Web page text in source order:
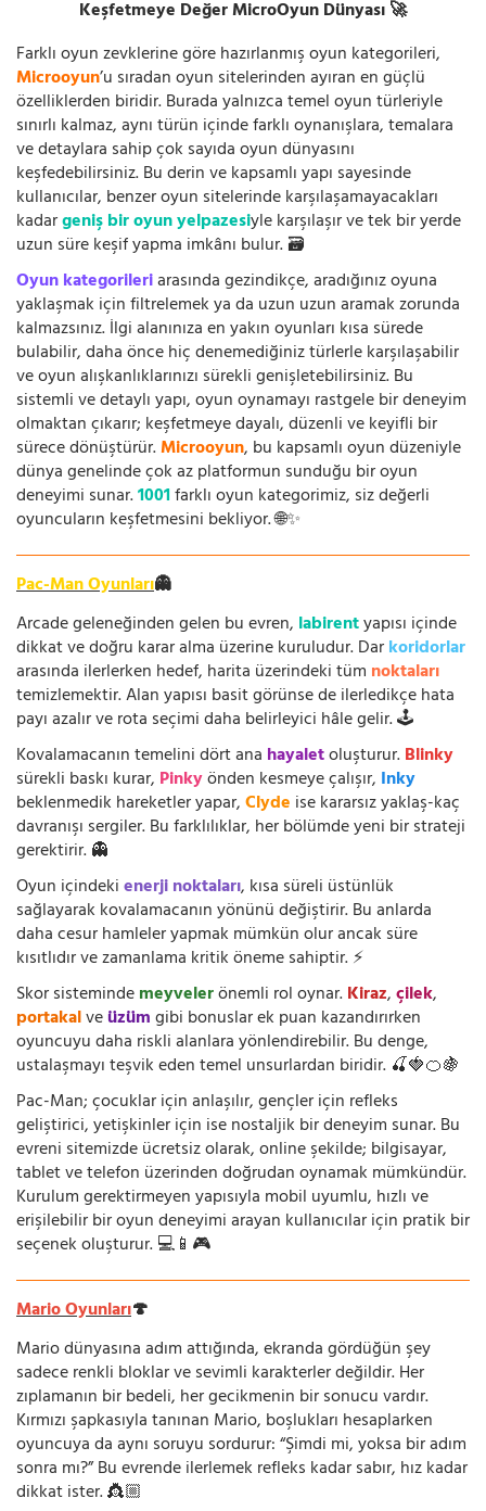
Keşfetmeye Değer MicroOyun Dünyası 🚀
Farklı oyun zevklerine göre hazırlanmış oyun kategorileri,
Microoyun’u sıradan oyun sitelerinden ayıran en güçlü
özelliklerden biridir. Burada yalnızca temel oyun türleriyle
sınırlı kalmaz, aynı türün içinde farklı oynanışlara, temalara
ve detaylara sahip çok sayıda oyun dünyasını
keşfedebilirsiniz. Bu derin ve kapsamlı yapı sayesinde
kullanıcılar, benzer oyun sitelerinde karşılaşamayacakları
kadargeniş bir oyun yelpazesiyle karşılaşır ve tek bir yerde
uzun süre keşif yapma imkânı bulur. 🗃️
Oyun kategorileriarasında gezindikçe, aradığınız oyuna
yaklaşmak için filtrelemek ya da uzun uzun aramak zorunda
kalmazsınız. İlgi alanınıza en yakın oyunları kısa sürede
bulabilir, daha önce hiç denemediğiniz türlerle karşılaşabilir
ve oyun alışkanlıklarınızı sürekli genişletebilirsiniz. Bu
sistemli ve detaylı yapı, oyun oynamayı rastgele bir deneyim
olmaktan çıkarır; keşfetmeye dayalı, düzenli ve keyifli bir
sürece dönüştürür.Microoyun, bu kapsamlı oyun düzeniyle
dünya genelinde çok az platformun sunduğu bir oyun
deneyimi sunar.1001farklı oyun kategorimiz, siz değerli
oyuncuların keşfetmesini bekliyor. 🌐✨
Pac-Man Oyunları👻
Arcade geleneğinden gelen bu evren, labirentyapısı içinde
dikkat ve doğru karar alma üzerine kuruludur. Darkoridorlar
arasında ilerlerken hedef, harita üzerindeki tüm noktaları
temizlemektir. Alan yapısı basit görünse de ilerledikçe hata
payı azalır ve rota seçimi daha belirleyici hâle gelir. 🕹️
Kovalamacanın temelini dört ana hayaletoluşturur.Blinky
sürekli baskı kurar, Pinkyönden kesmeye çalışır, Inky
beklenmedik hareketler yapar,Clyde ise kararsız yaklaş-kaç
davranışı sergiler. Bu farklılıklar, her bölümde yeni bir strateji
gerektirir. 👻
Oyun içindekienerji noktaları, kısa süreli üstünlük
sağlayarak kovalamacanın yönünü değiştirir. Bu anlarda
daha cesur hamleler yapmak mümkün olur ancak süre
kısıtlıdır ve zamanlama kritik öneme sahiptir. ⚡
Skor sistemindemeyvelerönemli rol oynar.Kiraz,çilek,
portakalveüzümgibi bonuslar ek puan kazandırırken
oyuncuyu daha riskli alanlara yönlendirebilir. Bu denge,
ustalaşmayı teşvik eden temel unsurlardan biridir. 🍒🍓🍊🍇
Pac-Man; çocuklar için anlaşılır, gençler için refleks
geliştirici, yetişkinler için ise nostaljik bir deneyim sunar. Bu
evreni sitemizde ücretsiz olarak, online şekilde; bilgisayar,
tablet ve telefon üzerinden doğrudan oynamak mümkündür.
Kurulum gerektirmeyen yapısıyla mobil uyumlu, hızlı ve
erişilebilir bir oyun deneyimi arayan kullanıcılar için pratik bir
seçenek oluşturur. 💻📱🎮
Mario Oyunları🍄
Mario dünyasına adım attığında, ekranda gördüğün şey
sadece renkli bloklar ve sevimli karakterler değildir. Her
zıplamanın bir bedeli, her gecikmenin bir sonucu vardır.
Kırmızı şapkasıyla tanınan Mario, boşlukları hesaplarken
oyuncuya da aynı soruyu sordurur: “Şimdi mi, yoksa bir adım
sonra mı?” Bu evrende ilerlemek refleks kadar sabır, hız kadar
dikkat ister. 👸🏼